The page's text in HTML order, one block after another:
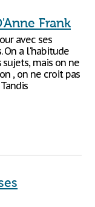
Frank
avec ses
On a l'habitude
mais on ne
, on ne croit pas